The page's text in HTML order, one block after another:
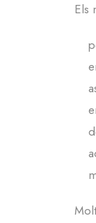
Els